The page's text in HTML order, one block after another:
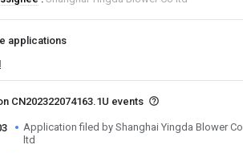
applications
CN202322074163.1U events
Application filed by Shanghai Yingda Blower Co
ltd